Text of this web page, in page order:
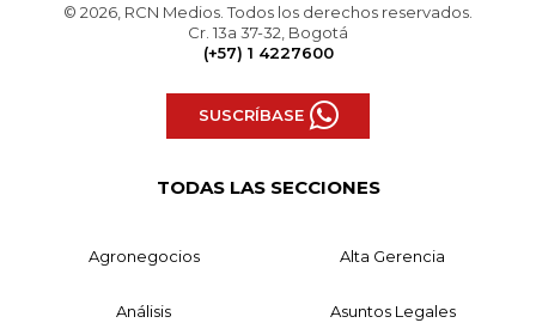
© 2026, RCN Medios. Todos los derechos reservados.
Cr. 13a 37-32, Bogotá
(+57) 1 4227600
SUSCRÍBASE
TODAS LAS SECCIONES
Agronegocios Alta Gerencia
Análisis Asuntos Legales